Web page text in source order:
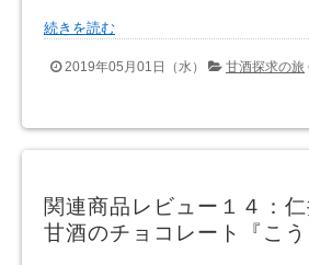
続きを読む
2019年05月01日（水） 甘酒探求の旅
関連商品レビュー１４：
甘酒のチョコレート『こう